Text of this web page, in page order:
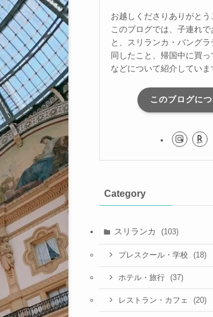
お越しくださりありがとう
このブログでは、子連れで
と、スリランカ・バング
同したこと、帰国中に買
などについて紹介していま
このブログに
Category
スリランカ (103)
プレスクール・学校 (18)
ホテル・旅行 (37)
レストラン・カフェ (20)